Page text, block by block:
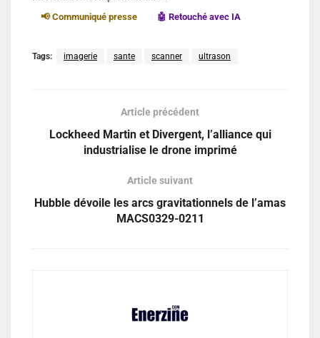
📢 Communiqué presse 🤖 Retouché avec IA
Tags: imagerie sante scanner ultrason
Article précédent
Lockheed Martin et Divergent, l’alliance qui
industrialise le drone imprimé
Article suivant
Hubble dévoile les arcs gravitationnels de l’amas
MACS0329-0211